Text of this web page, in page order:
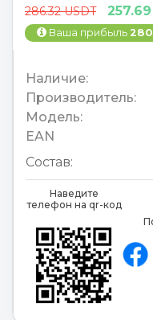
286.32 USDT
Ваша прибыль
Наличие:
Производитель:
Модель:
EAN
Состав:
Наведите
телефон на qr-код